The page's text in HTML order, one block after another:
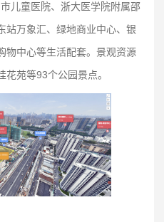
儿童医院、浙大医学院附属邵
站万象汇、绿地商业中心、银
物中心等生活配套。景观资源
苑等93个公园景点。